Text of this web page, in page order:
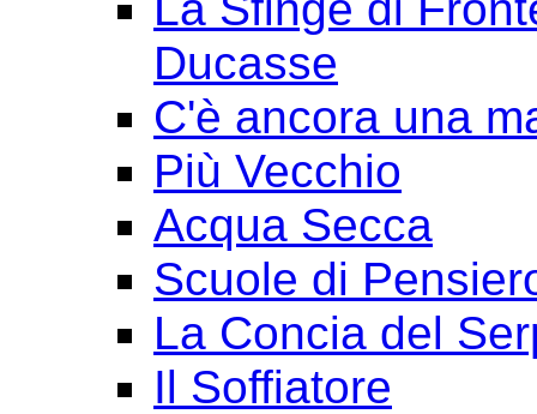
Ducasse
C'è ancora una
Più Vecchio
Acqua Secca
Scuole di
La Concia del
Il Soffiatore